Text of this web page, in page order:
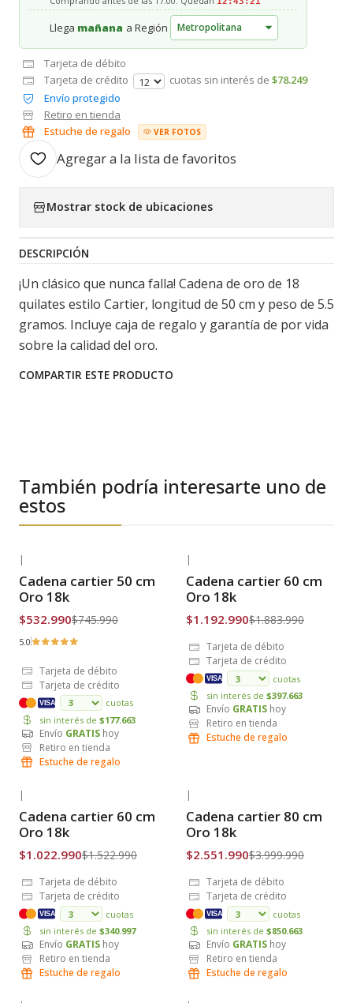
Llega mañana a Región
Tarjeta de débito
Tarjeta de crédito
cuotas sin interés de $78.249
Envío protegido
Retiro en tienda
Estuche de regalo
VER FOTOS
Agregar a la lista de favoritos
Mostrar stock de ubicaciones
DESCRIPCIÓN
¡Un clásico que nunca falla! Cadena de oro de 18
quilates estilo Cartier, longitud de 50 cm y peso de 5.5
gramos. Incluye caja de regalo y garantía de por vida
sobre la calidad del oro.
COMPARTIR ESTE PRODUCTO
También podría interesarte uno de
estos
Envío Gratis
|
Cadena cartier 50 cm
Oro 18k
$532.990$745.990
5.0
Tarjeta de débito
Tarjeta de crédito
VISA
cuotas
sin interés de $177.663
Envío GRATIS hoy
Retiro en tienda
Estuche de regalo
Envío Gratis
|
Cadena cartier 60 cm
Oro 18k
$1.192.990$1.883.990
Tarjeta de débito
Tarjeta de crédito
VISA
cuotas
sin interés de $397.663
Envío GRATIS hoy
Retiro en tienda
Estuche de regalo
Envío Gratis
|
Cadena cartier 60 cm
Oro 18k
$1.022.990$1.522.990
Tarjeta de débito
Tarjeta de crédito
VISA
cuotas
sin interés de $340.997
Envío GRATIS hoy
Retiro en tienda
Estuche de regalo
Envío Gratis
|
Cadena cartier 80 cm
Oro 18k
$2.551.990$3.999.990
Tarjeta de débito
Tarjeta de crédito
VISA
cuotas
sin interés de $850.663
Envío GRATIS hoy
Retiro en tienda
Estuche de regalo